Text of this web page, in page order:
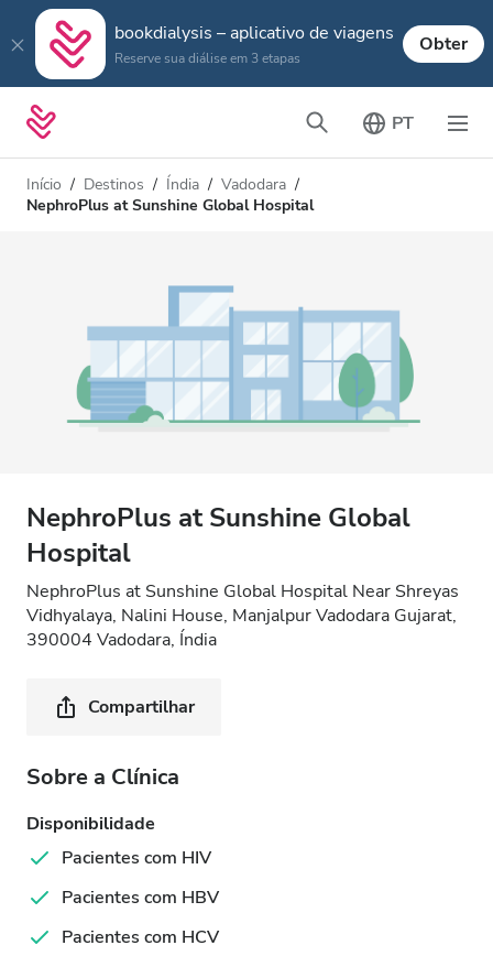
bookdialysis – aplicativo de viagens
Reserve sua diálise em 3 etapas
Obter
PT
Início Destinos Índia
Vadodara
NephroPlus at Sunshine Global Hospital
NephroPlus at Sunshine Global
Hospital
NephroPlus at Sunshine Global Hospital Near Shreyas
Vidhyalaya, Nalini House, Manjalpur Vadodara Gujarat,
390004 Vadodara, Índia
Compartilhar
Sobre a Clínica
Disponibilidade
Pacientes com HIV
Pacientes com HBV
Pacientes com HCV